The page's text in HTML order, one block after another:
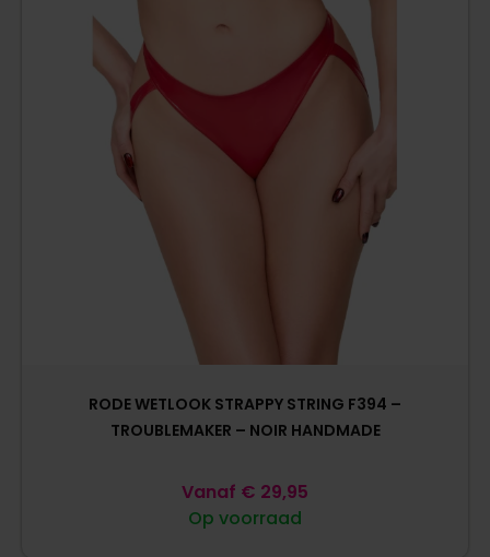
RODE WETLOOK STRAPPY STRING F394 –
TROUBLEMAKER – NOIR HANDMADE
Op voorraad
Vanaf € 29,95